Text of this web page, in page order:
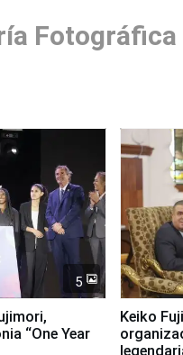
Fotográfica
5
“One Year
Keiko